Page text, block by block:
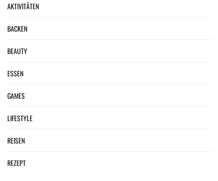
AKTIVITÄTEN
BACKEN
BEAUTY
ESSEN
GAMES
LIFESTYLE
REISEN
REZEPT